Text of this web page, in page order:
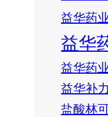
益华药
益华
益华药
益华补
盐酸林